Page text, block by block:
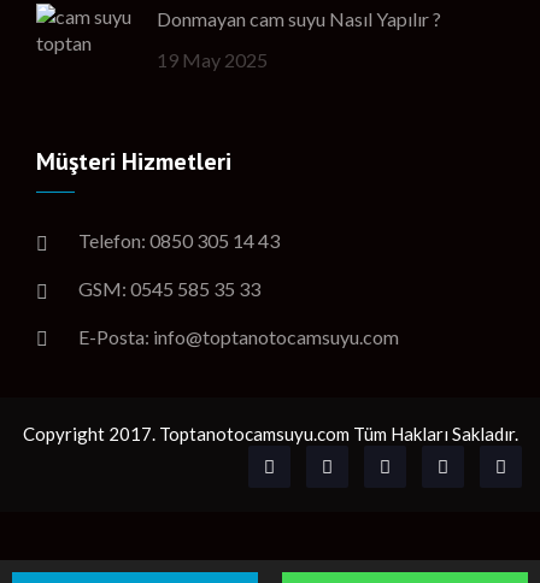
Donmayan cam suyu Nasıl Yapılır ?
19 May 2025
Müşteri Hizmetleri
Telefon: 0850 305 14 43
GSM: 0545 585 35 33
E-Posta: info@toptanotocamsuyu.com
Copyright 2017. Toptanotocamsuyu.com Tüm Hakları Sakladır.